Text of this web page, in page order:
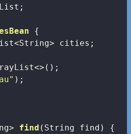
{
cities;
);
find (String find)
{